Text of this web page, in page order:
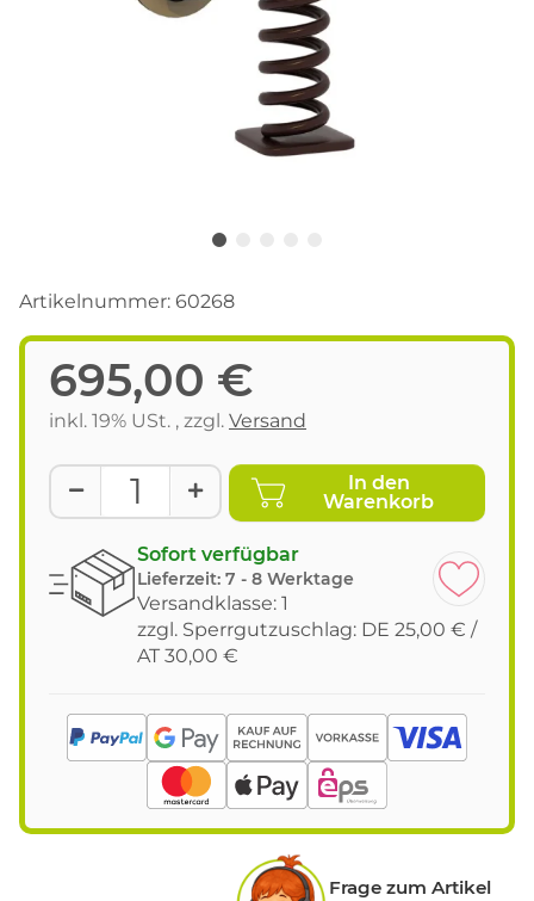
Artikelnummer: 60268
695,00 €
inkl. 19% USt. , zzgl. Versand
In den
Warenkorb
Sofort verfügbar
Lieferzeit: 7 - 8 Werktage
Versandklasse: 1
zzgl. Sperrgutzuschlag: DE 25,00 € /
AT 30,00 €
Frage zum Artikel